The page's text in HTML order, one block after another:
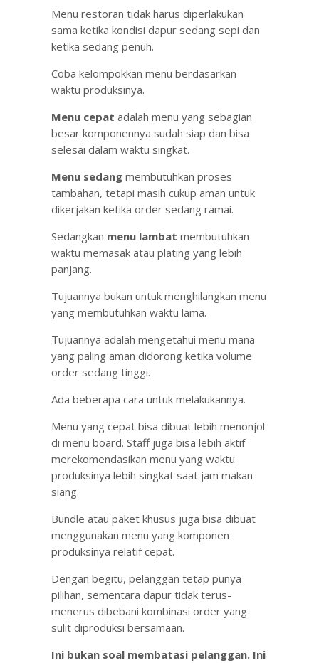
Menu restoran tidak harus diperlakukan
sama ketika kondisi dapur sedang sepi dan
ketika sedang penuh.
Coba kelompokkan menu berdasarkan
waktu produksinya.
Menu cepat adalah menu yang sebagian
besar komponennya sudah siap dan bisa
selesai dalam waktu singkat.
Menu sedangmembutuhkan proses
tambahan, tetapi masih cukup aman untuk
dikerjakan ketika order sedang ramai.
Sedangkan menu lambat membutuhkan
waktu memasak atau plating yang lebih
panjang.
Tujuannya bukan untuk menghilangkan menu
yang membutuhkan waktu lama.
Tujuannya adalah mengetahui menu mana
yang paling aman didorong ketika volume
order sedang tinggi.
Ada beberapa cara untuk melakukannya.
Menu yang cepat bisa dibuat lebih menonjol
di menu board. Staff juga bisa lebih aktif
merekomendasikan menu yang waktu
produksinya lebih singkat saat jam makan
siang.
Bundle atau paket khusus juga bisa dibuat
menggunakan menu yang komponen
produksinya relatif cepat.
Dengan begitu, pelanggan tetap punya
pilihan, sementara dapur tidak terus-
menerus dibebani kombinasi order yang
sulit diproduksi bersamaan.
Ini bukan soal membatasi pelanggan. Ini